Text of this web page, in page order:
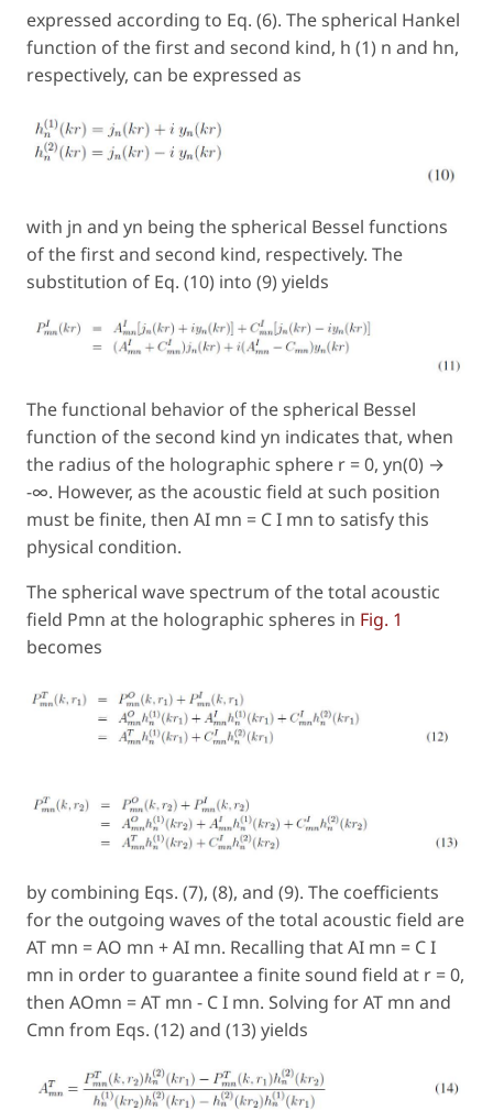
expressed according to Eq. (6). The spherical Hankel
function of the first and second kind, h (1) n and hn,
respectively, can be expressed as
with jn and yn being the spherical Bessel functions
of the first and second kind, respectively. The
substitution of Eq. (10) into (9) yields
The functional behavior of the spherical Bessel
function of the second kind yn indicates that, when
the radius of the holographic sphere r = 0, yn(0) →
−∞. However, as the acoustic field at such position
must be finite, then AI mn = C I mn to satisfy this
physical condition.
The spherical wave spectrum of the total acoustic
field Pmn at the holographic spheres in Fig. 1
becomes
by combining Eqs. (7), (8), and (9). The coefficients
for the outgoing waves of the total acoustic field are
AT mn = AO mn + AI mn. Recalling that AI mn = C I
mn in order to guarantee a finite sound field at r = 0,
then AOmn = AT mn − C I mn. Solving for AT mn and
Cmn from Eqs. (12) and (13) yields